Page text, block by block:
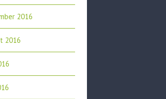
2016
2016